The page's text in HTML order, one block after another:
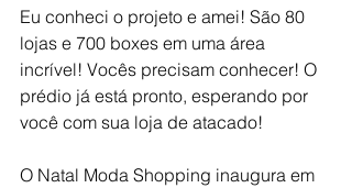
Eu conheci o projeto e amei! São 80
lojas e 700 boxes em uma área
incrível! Vocês precisam conhecer! O
prédio já está pronto, esperando por
você com sua loja de atacado!
O Natal Moda Shopping inaugura em